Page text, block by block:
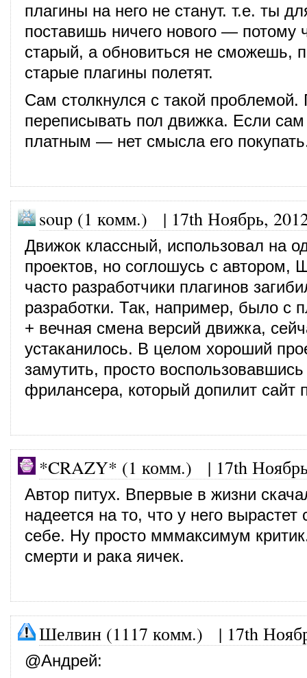
плагины на него не станут. т.е. ты
поставишь ничего нового — потому
старый, а обновиться не сможешь,
старые плагины полетят.
Сам столкнулся с такой
переписывать пол движка. Если
платным — нет смысла его
soup (1 комм.) | 17th Ноябрь,
Движок классный, использовал на
проектов, но соглошусь с автором,
часто разработчики плагинов
разработки. Так, например, было с
+ вечная смена версий движка,
устаканилось. В целом хороший
замутить, просто
фрилансера, который допилит
*CRAZY* (1 комм.) | 17th
Автор питух. Впервые в жизни
надеется на то, что у него
себе. Ну просто мммаксимум
смерти и рака яичек.
Шелвин (1117 комм.) | 17th
@Андрей: